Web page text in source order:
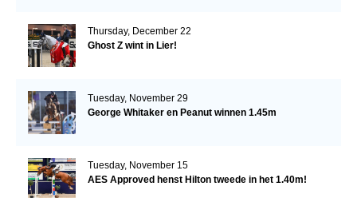
Thursday, December 22
Ghost Z wint in Lier!
Tuesday, November 29
George Whitaker en Peanut winnen 1.45m
Tuesday, November 15
AES Approved henst Hilton tweede in het 1.40m!